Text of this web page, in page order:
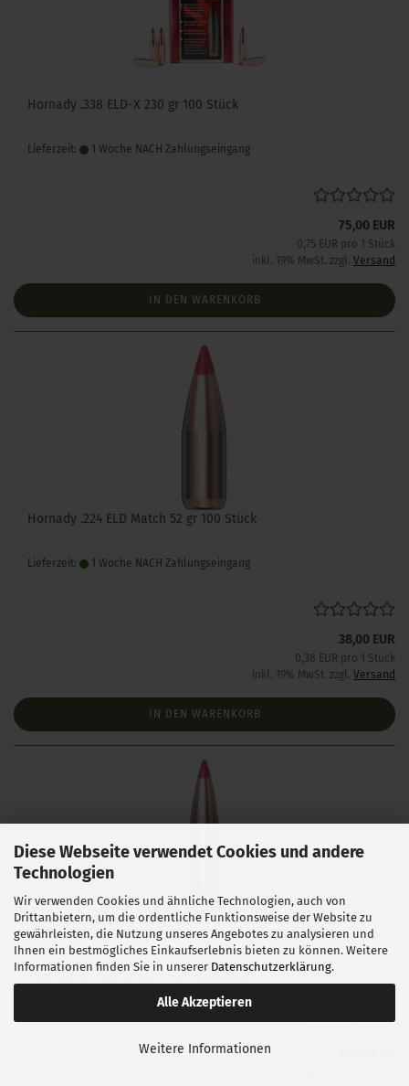
Diese Webseite verwendet Cookies und andere
Technologien
Wir verwenden Cookies und ähnliche Technologien, auch von
Drittanbietern, um die ordentliche Funktionsweise der Website zu
gewährleisten, die Nutzung unseres Angebotes zu analysieren und
Ihnen ein bestmögliches Einkaufserlebnis bieten zu können. Weitere
Informationen finden Sie in unserer Datenschutzerklärung.
Alle Akzeptieren
Weitere Informationen
Hornady .338 ELD-X 230 gr 100 Stück
Lieferzeit: 1 Woche NACH Zahlungseingang
75,00 EUR
0,75 EUR pro 1 Stück
inkl. 19% MwSt. zzgl. Versand
IN DEN WARENKORB
Hornady .224 ELD Match 52 gr 100 Stück
Lieferzeit: 1 Woche NACH Zahlungseingang
38,00 EUR
0,38 EUR pro 1 Stück
inkl. 19% MwSt. zzgl. Versand
IN DEN WARENKORB
Hornady .243 ELD Match 108 gr 100 Stück